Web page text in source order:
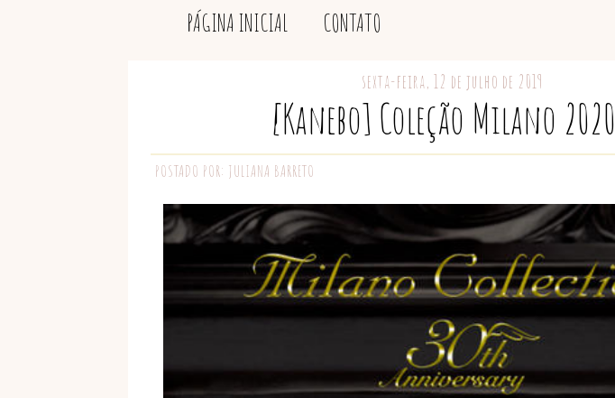
PÁGINA INICIAL CONTATO
sexta-feira, 12 de julho de 2019
[Kanebo] Coleção Milano 2020
POSTADO POR: JULIANA BARRETO